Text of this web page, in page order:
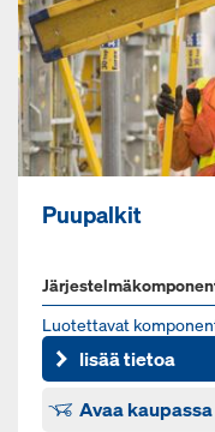
Puupalkit
Luo­tet­ta­vat
lisää tietoa
Avaa kaupassa